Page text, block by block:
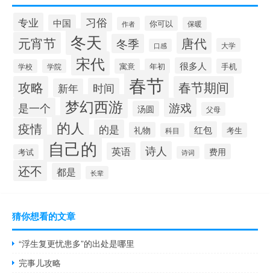
专业 中国 习俗 作者 你可以 保暖
元宵节 冬天 冬季 口感 唐代 大学
学校 学院 宋代 寓意 年初 很多人 手机
攻略 新年 时间 春节 春节期间
是一个 梦幻西游 汤圆 游戏 父母
疫情 的人 的是 礼物 科目 红包
考生
考试
自己的 英语 诗人 诗词 费用
还不 都是 长辈
猜你想看的文章
“浮生复更忧患多”的出处是哪里
完事儿攻略